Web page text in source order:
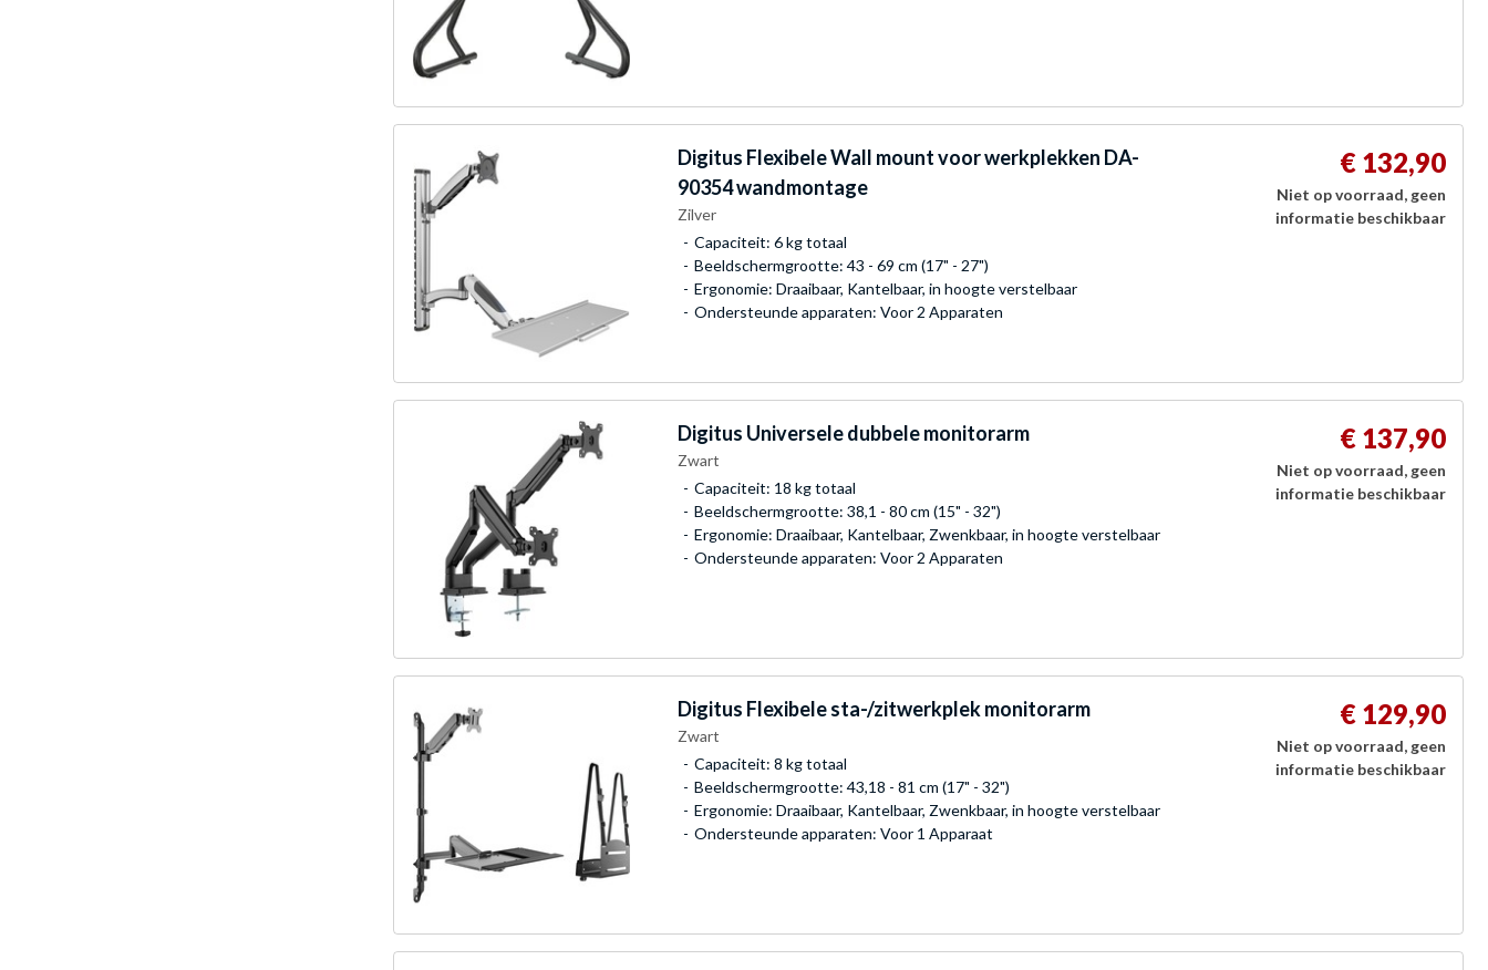
Digitus Flexibele Wall mount voor werkplekken DA-
90354 wandmontage
Zilver
Capaciteit: 6 kg totaal
Beeldschermgrootte: 43 - 69 cm (17" - 27")
Ergonomie: Draaibaar, Kantelbaar, in hoogte verstelbaar
Ondersteunde apparaten: Voor 2 Apparaten
€ 132,90
Niet op voorraad, geen
informatie beschikbaar
Digitus Universele dubbele monitorarm
Zwart
Capaciteit: 18 kg totaal
Beeldschermgrootte: 38,1 - 80 cm (15" - 32")
Ergonomie: Draaibaar, Kantelbaar, Zwenkbaar, in hoogte verstelbaar
Ondersteunde apparaten: Voor 2 Apparaten
€ 137,90
Niet op voorraad, geen
informatie beschikbaar
Digitus Flexibele sta-/zitwerkplek monitorarm
Zwart
Capaciteit: 8 kg totaal
Beeldschermgrootte: 43,18 - 81 cm (17" - 32")
Ergonomie: Draaibaar, Kantelbaar, Zwenkbaar, in hoogte verstelbaar
Ondersteunde apparaten: Voor 1 Apparaat
€ 129,90
Niet op voorraad, geen
informatie beschikbaar